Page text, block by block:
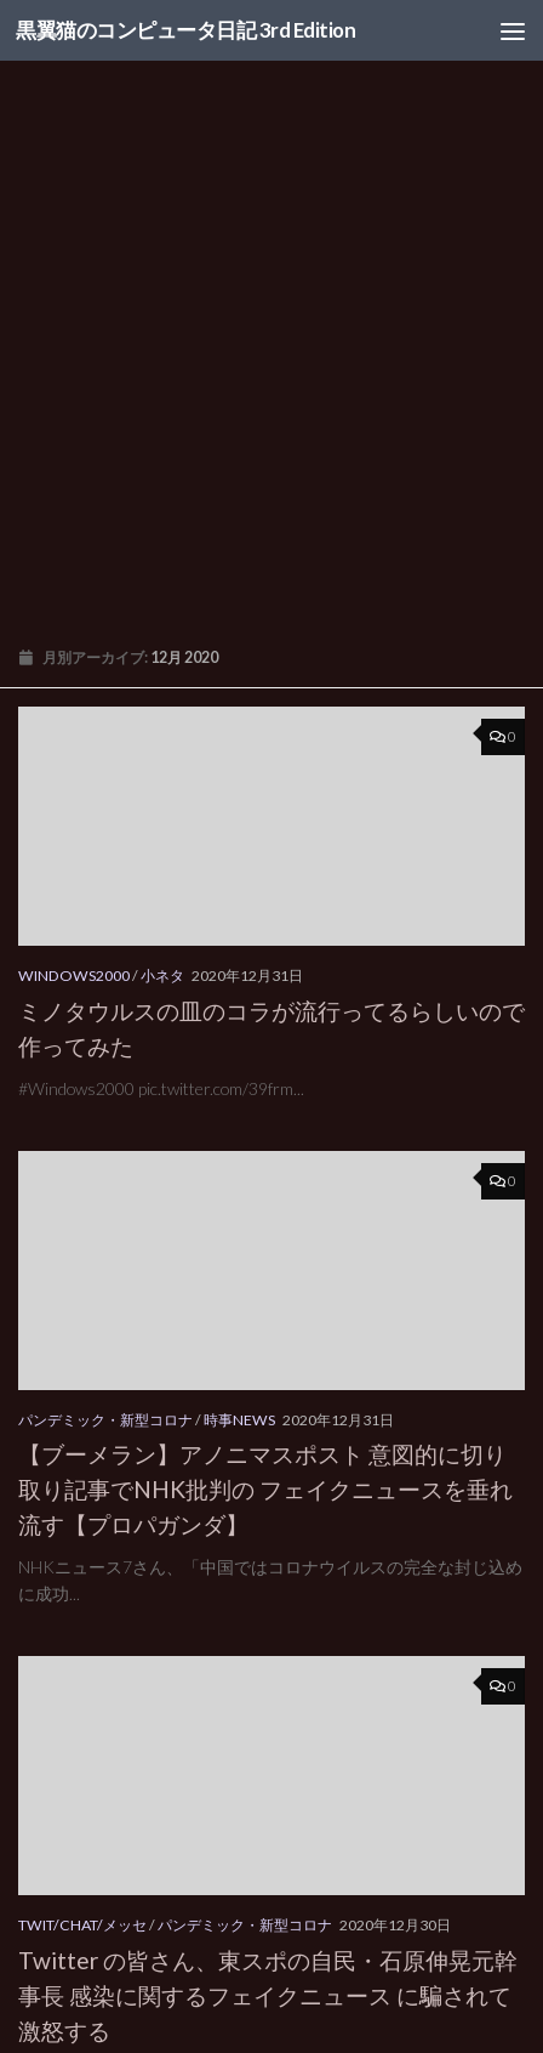
コンテンツへスキップ
黒翼猫のコンピュータ日記 3rd Edition
月別アーカイブ: 12月 2020
0
WINDOWS2000/小ネタ 2020年12月31日
ミノタウルスの皿のコラが流行ってるらしいので
作ってみた
#Windows2000 pic.twitter.com/39frm...
0
パンデミック・新型コロナ /時事NEWS 2020年12月31日
【ブーメラン】アノニマスポスト 意図的に切り
取り記事でNHK批判の フェイクニュースを垂れ
流す【プロパガンダ】
NHKニュース7さん、「中国ではコロナウイルスの完全な封じ込め
に成功...
0
TWIT/CHAT/メッセ /パンデミック・新型コロナ 2020年12月30日
Twitter の皆さん、東スポの自民・石原伸晃元幹
事長 感染に関するフェイクニュース に騙されて
激怒する